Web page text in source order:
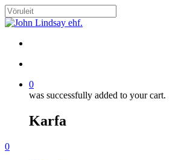
Skip
to
content
Close
0
was successfully added to your cart.
Karfa
Menu
search
account
0